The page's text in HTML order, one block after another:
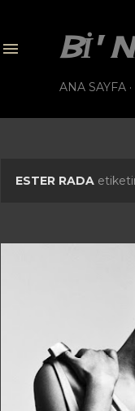
BI'
ANA SAYFA
KESTER RADA